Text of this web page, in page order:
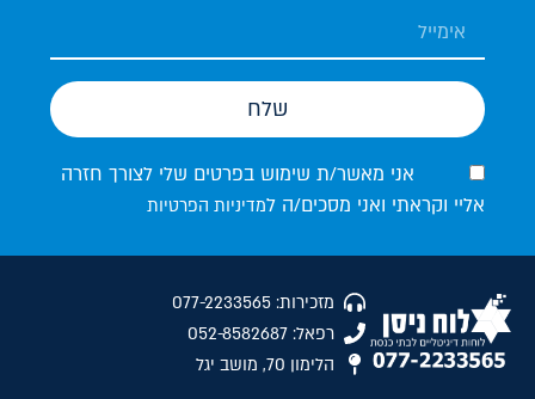
אני מאשר/ת שימוש בפרטים שלי לצורך חזרה
אליי וקראתי ואני מסכים/ה למדיניות הפרטיות
שלח
מזכירות: 077-2233565
רפאל: 052-8582687
הלימון 70, מושב יגל